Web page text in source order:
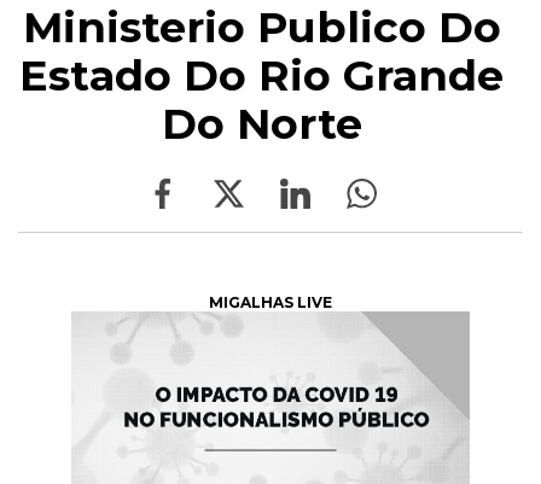
Ministerio Publico Do
Estado Do Rio Grande
Do Norte
MIGALHAS LIVE